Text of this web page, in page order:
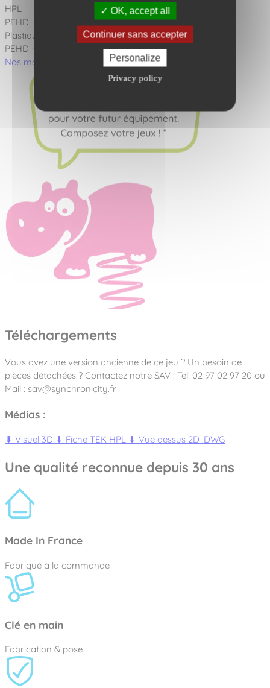
OK, accept all
Continuer sans accepter
Personalize
Privacy policy
HPL
PEHD
Plastique recyclé
PEHD - HPL
Nos matériaux
Nos scellements
Téléchargements
Vous avez une version ancienne de ce jeu ? Un besoin de
pièces détachées ? Contactez notre SAV : Tel: 02 97 02 97 20 ou
Mail : sav@synchronicity.fr
Médias :
⬇ Visuel 3D ⬇ Fiche TEK HPL ⬇ Vue dessus 2D .DWG
Une qualité reconnue depuis 30 ans
Made In France
Fabriqué à la commande
Clé en main
Fabrication & pose